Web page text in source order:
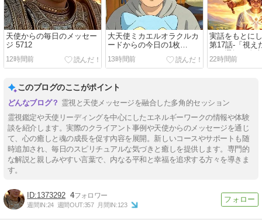
天使からの毎日のメッセー
ジ 5712
12時間前
大天使ミカエルオラクルカ
ードからの今日の1枚
20260808-3045
13時間前
実話をもとに
第17話-「視え
と、選択の自
22時間前
このブログのここがポイント
霊視と天使メッセージを融合した多角的セッション
霊視鑑定や天使リーディングを中心にしたエネルギーワークの情報や体験
談を紹介します。実際のクライアント事例や天使からのメッセージを通じ
て、心の癒しと魂の成長を促す內容を展開。新しいコースやサポートも随
時追加され、毎日のスピリチュアルな気づきと癒しを提供します。専門的
な解説と親しみやすい言葉で、内なる平和と幸福を追求する方々を導きま
す。
1373292 4
週間IN:24 週間OUT:357 月間IN:123